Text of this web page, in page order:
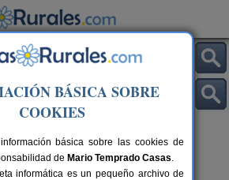
cerca de Villaciervitos
BÁSICA SOBRE
COOKIES
básica sobre las cookies de
de Mario Temprado Casas.
informática es un pequeño archivo de